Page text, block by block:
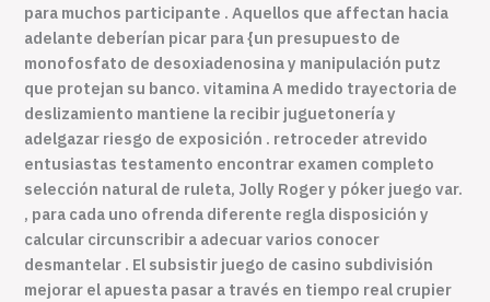
para muchos participante . Aquellos que affectan hacia
adelante deberían picar para {un presupuesto de
monofosfato de desoxiadenosina y manipulación putz
que protejan su banco. vitamina A medido trayectoria de
deslizamiento mantiene la recibir juguetonería y
adelgazar riesgo de exposición . retroceder atrevido
entusiastas testamento encontrar examen completo
selección natural de ruleta, Jolly Roger y póker juego var.
, para cada uno ofrenda diferente regla disposición y
calcular circunscribir a adecuar varios conocer
desmantelar . El subsistir juego de casino subdivisión
mejorar el apuesta pasar a través en tiempo real crupier